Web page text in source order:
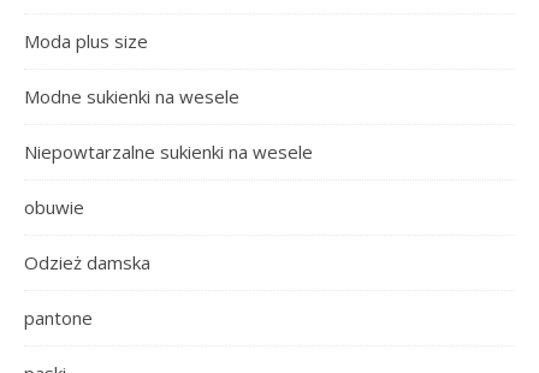
Moda plus size
Modne sukienki na wesele
Niepowtarzalne sukienki na wesele
obuwie
Odzież damska
pantone